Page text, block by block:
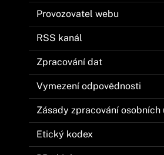
Provozovatel webu
RSS kanál
Zpracování dat
Vymezení odpovědnosti
Zásady zpracování osobních
Etický kodex